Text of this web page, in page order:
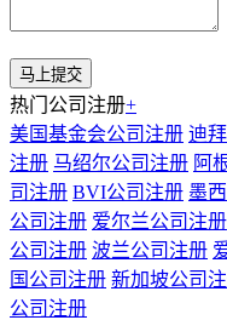
热门公司注册+
美国基金会公司注册 迪
注册 马绍尔公司注册 阿
司注册 BVI公司注册 墨
公司注册 爱尔兰公司注册
公司注册 波兰公司注册
国公司注册 新加坡公司
公司注册